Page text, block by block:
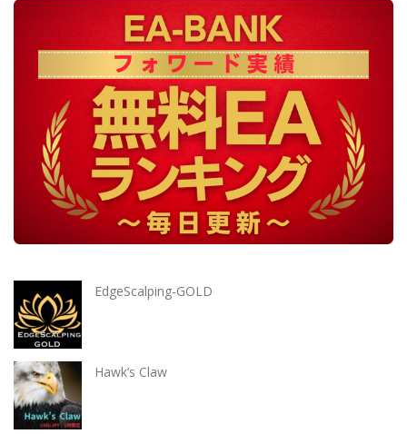
EdgeScalping-GOLD
Hawk’s Claw